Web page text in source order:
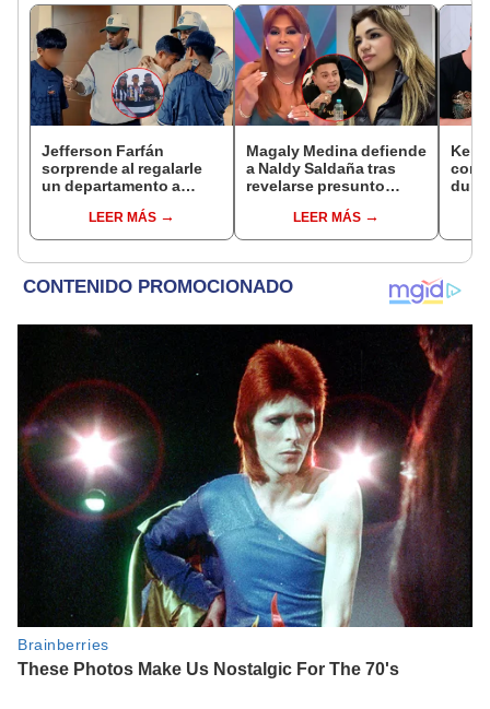
Jefferson Farfán
sorprende al regalarle
un departamento a
fútbol: "Lo hago de
corazón"
LEER MÁS
Magaly Medina defiende
a Naldy Saldaña tras
revelarse presunto
de La Bella Luz: "Es lo
más sucio"
LEER MÁS
dura